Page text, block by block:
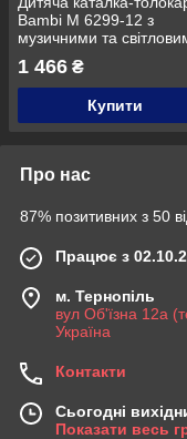
Bambi M 6299-12 з
музичними та
1 466 ₴
Купити
Про нас
87% позитивних з 50
Працює з
м. Тернопіль
вул Об'їзна 12а
Україна
Контакти
Сьогодні
Показати весь